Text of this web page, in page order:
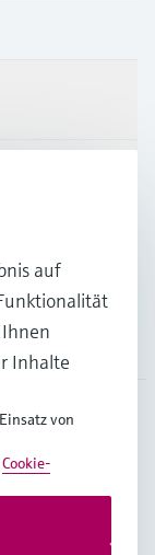
AG
auf
Inhalte
von
Cookie-